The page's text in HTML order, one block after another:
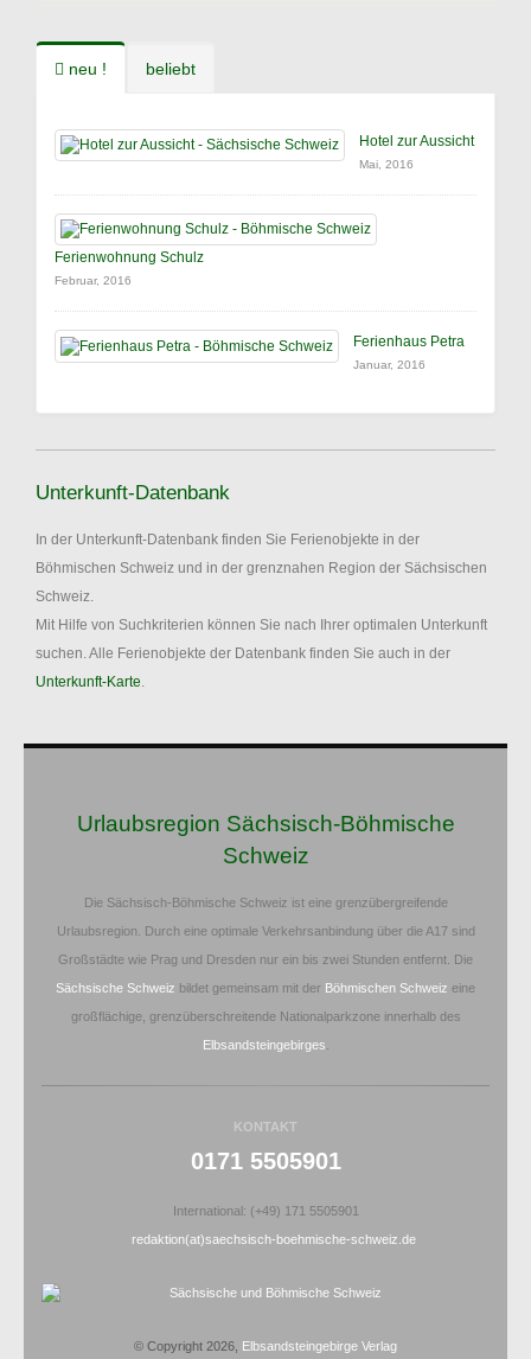
neu ! beliebt
Hotel zur Aussicht
Mai, 2016
Ferienwohnung Schulz
Februar, 2016
Ferienhaus Petra
Januar, 2016
Unterkunft-Datenbank
In der Unterkunft-Datenbank finden Sie Ferienobjekte in der
Böhmischen Schweiz und in der grenznahen Region der Sächsischen
Schweiz.
Mit Hilfe von Suchkriterien können Sie nach Ihrer optimalen Unterkunft
suchen. Alle Ferienobjekte der Datenbank finden Sie auch in der
Unterkunft-Karte.
Urlaubsregion Sächsisch-Böhmische
Schweiz
Die Sächsisch-Böhmische Schweiz ist eine grenzübergreifende
Urlaubsregion. Durch eine optimale Verkehrsanbindung über die A17 sind
Großstädte wie Prag und Dresden nur ein bis zwei Stunden entfernt. Die
Sächsische Schweiz bildet gemeinsam mit der Böhmischen Schweiz eine
großflächige, grenzüberschreitende Nationalparkzone innerhalb des
Elbsandsteingebirges
KONTAKT
0171 5505901
International: (+49) 171 5505901
redaktion(at)saechsisch-boehmische-schweiz.de
© Copyright 2026, Elbsandsteingebirge Verlag